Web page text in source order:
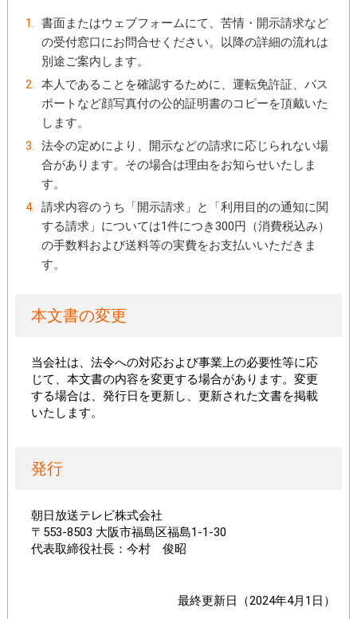
書面またはウェブフォームにて、苦情・開示請求など
の受付窓口にお問合せください。以降の詳細の流れは
別途ご案内します。
本人であることを確認するために、運転免許証、パス
ポートなど顔写真付の公的証明書のコピーを頂戴いた
します。
法令の定めにより、開示などの請求に応じられない場
合があります。その場合は理由をお知らせいたしま
す。
請求内容のうち「開示請求」と「利用目的の通知に関
する請求」については1件につき300円（消費税込み）
の手数料および送料等の実費をお支払いいただきま
す。
本文書の変更
当会社は、法令への対応および事業上の必要性等に応
じて、本文書の内容を変更する場合があります。変更
する場合は、発行日を更新し、更新された文書を掲載
いたします。
発行
朝日放送テレビ株式会社
〒553-8503 大阪市福島区福島1-1-30
代表取締役社長：今村 俊昭
最終更新日（2024年4月1日）